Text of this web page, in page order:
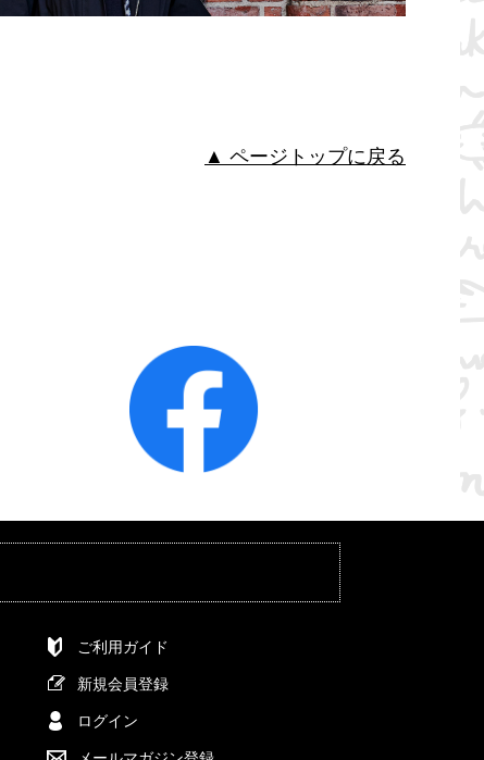
▲ ページトップに戻る
ご利用ガイド
新規会員登録
ログイン